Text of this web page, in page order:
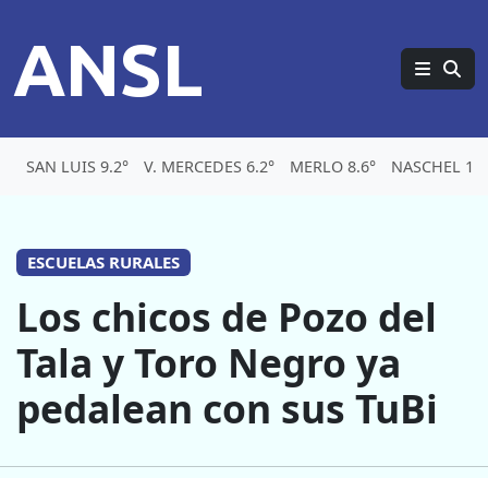
ANSL
SAN LUIS 9.2° V. MERCEDES 6.2° MERLO 8.6° NASCHEL
ESCUELAS RURALES
Los chicos de Pozo del
Tala y Toro Negro ya
pedalean con sus TuBi